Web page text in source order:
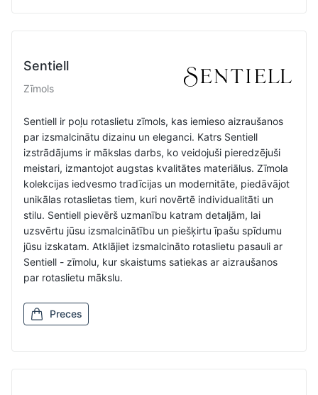
Sentiell
Zīmols
Sentiell ir poļu rotaslietu zīmols, kas iemieso aizraušanos
par izsmalcinātu dizainu un eleganci. Katrs Sentiell
izstrādājums ir mākslas darbs, ko veidojuši pieredzējuši
meistari, izmantojot augstas kvalitātes materiālus. Zīmola
kolekcijas iedvesmo tradīcijas un modernitāte, piedāvājot
unikālas rotaslietas tiem, kuri novērtē individualitāti un
stilu. Sentiell pievērš uzmanību katram detaljām, lai
uzsvērtu jūsu izsmalcinātību un piešķirtu īpašu spīdumu
jūsu izskatam. Atklājiet izsmalcināto rotaslietu pasauli ar
Sentiell - zīmolu, kur skaistums satiekas ar aizraušanos
par rotaslietu mākslu.
Preces